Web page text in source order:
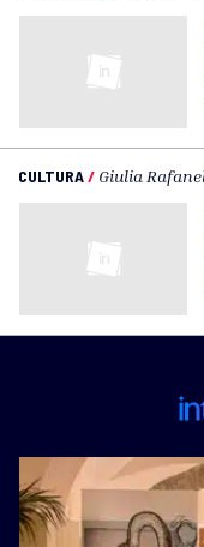
CULTURA/ Giulia